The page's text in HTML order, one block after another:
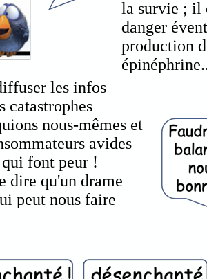
les infos
catastrophes
nous-mêmes et
avides
font peur !
dire qu'un drame
peut nous faire
la survie ; il
danger
production